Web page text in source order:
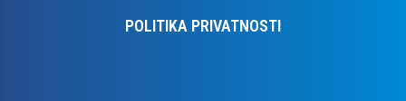
POLITIKA PRIVATNOSTI